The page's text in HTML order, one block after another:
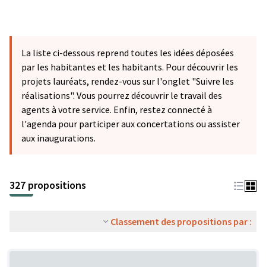
La liste ci-dessous reprend toutes les idées déposées
par les habitantes et les habitants. Pour découvrir les
projets lauréats, rendez-vous sur l'onglet "Suivre les
réalisations". Vous pourrez découvrir le travail des
agents à votre service. Enfin, restez connecté à
l'agenda pour participer aux concertations ou assister
aux inaugurations.
327 propositions
Classement des propositions par :